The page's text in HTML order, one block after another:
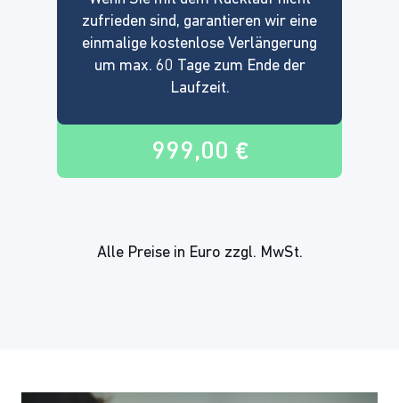
zufrieden sind, garantieren wir eine
einmalige kostenlose Verlängerung
um max. 60 Tage zum Ende der
Laufzeit.
999,00 €
Alle Preise in Euro zzgl. MwSt.